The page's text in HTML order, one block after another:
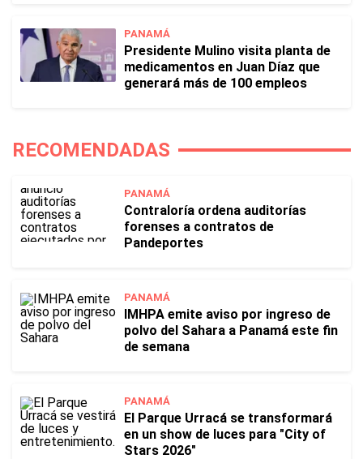
PANAMÁ
Presidente Mulino visita planta de
medicamentos en Juan Díaz que
generará más de 100 empleos
RECOMENDADAS
PANAMÁ
Contraloría ordena auditorías
forenses a contratos de
Pandeportes
PANAMÁ
IMHPA emite aviso por ingreso de
polvo del Sahara a Panamá este fin
de semana
PANAMÁ
El Parque Urracá se transformará
en un show de luces para "City of
Stars 2026"